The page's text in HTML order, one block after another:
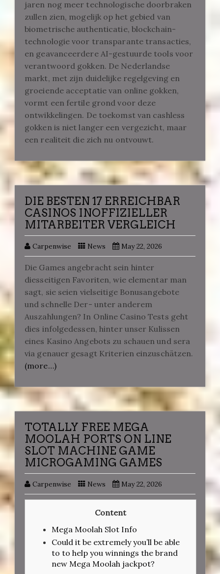
jaren nog meer technologische doorbraken
zullen zien, mogelijk op het gebied van
biometrische authenticatie, blockchain-
technologie voor transparante transacties,
en geavanceerdere AI-gestuurde tools voor
verantwoord gokken. De Nederlandse
markt, met zijn duidelijke regelgeving en
groeiende acceptatie van online gokken,
vormt een fertile grond voor deze
ontwikkelingen. De toekomst van cashless
gokken is niet langer een vergezicht, maar
een realiteit die zich nu ontvouwt.
DIE BESTEN 17 ERREICHBAR
CASINOS INOFFIZIELLER
MITARBEITER VERGLEICH
Carpenwise News May 22, 2026
Die Games angebracht sein hinter
diesseitigen Favoriten, wie elementar man
sagt, sie seien vielseitige Bonusangebote
und schnelle Der- unter anderem
Auszahlungen? In Online Casino Tests geht
dies infolgedessen, hinter unser Kulissen
eines Kasino Angebots zu schauen und sera
via genauer gesagt Kriterien einzuschätzen.
(more…)
TOTALLY FREE MEGA
MOOLAH PORTS ON LINE
SLOT MACHINE GAME
MICROGAMING GAMES
Carpenwise News May 22, 2026
Content
Mega Moolah Slot Info
Could it be extremely you’ll be able
to to help you winnings the brand
new Mega Moolah jackpot?